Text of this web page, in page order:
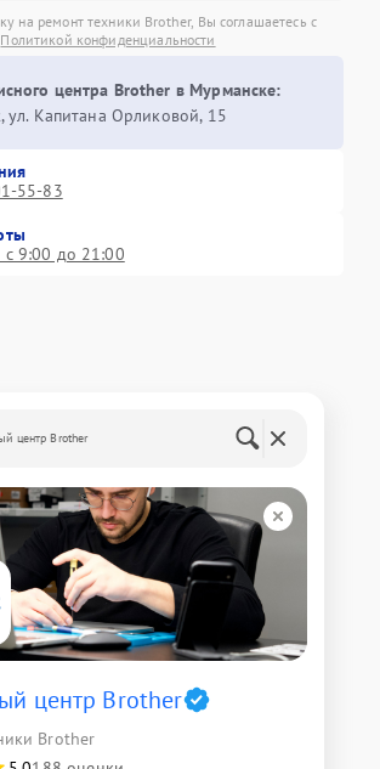
на ремонт техники Brother, Вы соглашаетесь с
Политикой конфиденциальности
центра Brother в Мурманске:
ул. Капитана Орликовой, 15
55-83
9:00 до 21:00
центр Brother
центр Brother
Brother